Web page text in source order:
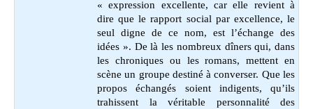
« expression excellente, car elle revient à
dire que le rapport social par excellence, le
seul digne de ce nom, est l’échange des
idées ». De là les nombreux dîners qui, dans
les chroniques ou les romans, mettent en
scène un groupe destiné à converser. Que les
propos échangés soient indigents, qu’ils
trahissent la véritable personnalité des